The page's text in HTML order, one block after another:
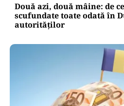
Două azi, două mâine: de
scufundate toate odată în
autorităților